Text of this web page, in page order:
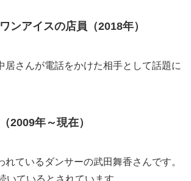
ンアイスの店員（2018年）
居さんが電話をかけた相手として話題に
2009年～現在）
れているダンサーの武田舞香さんです。
いているとされています。